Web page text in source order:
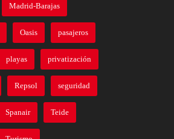
Madrid-Barajas
Oasis pasajeros
playas privatización
Repsol seguridad
Spanair Teide